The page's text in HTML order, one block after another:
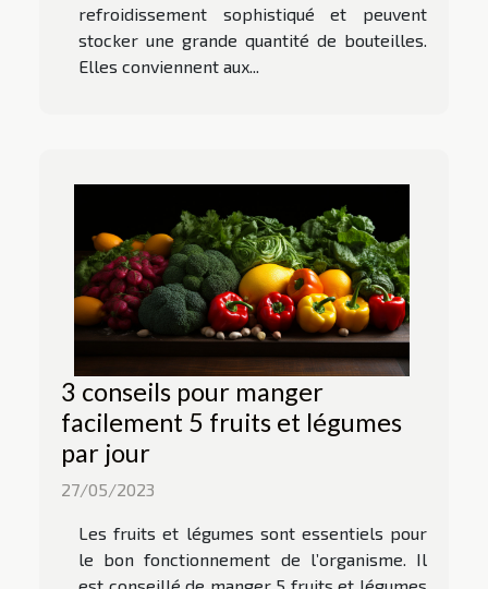
refroidissement sophistiqué et peuvent
stocker une grande quantité de bouteilles.
Elles conviennent aux...
3 conseils pour manger
facilement 5 fruits et légumes
par jour
27/05/2023
Les fruits et légumes sont essentiels pour
le bon fonctionnement de l’organisme. Il